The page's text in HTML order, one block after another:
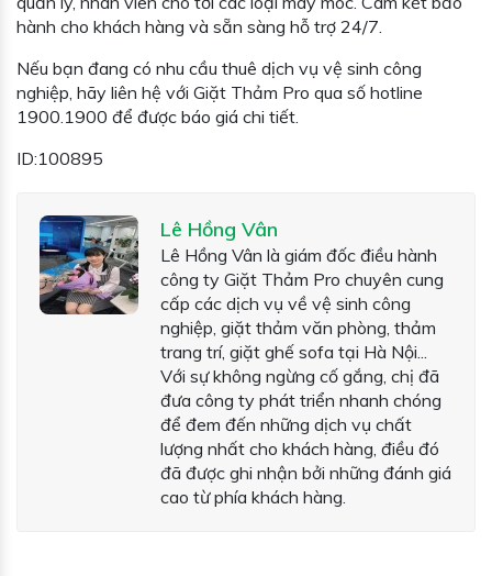
hành cho khách hàng và sẵn sàng hỗ trợ 24/7.
Nếu bạn đang có nhu cầu thuê dịch vụ vệ sinh công
nghiệp, hãy liên hệ với Giặt Thảm Pro qua số hotline
1900.1900 để được báo giá chi tiết.
ID:100895
Lê Hồng Vân
Lê Hồng Vân là giám đốc điều hành
công ty Giặt Thảm Pro chuyên cung
cấp các dịch vụ về vệ sinh công
nghiệp, giặt thảm văn phòng, thảm
trang trí, giặt ghế sofa tại Hà Nội...
Với sự không ngừng cố gắng, chị đã
đưa công ty phát triển nhanh chóng
để đem đến những dịch vụ chất
lượng nhất cho khách hàng, điều đó
đã được ghi nhận bởi những đánh giá
cao từ phía khách hàng.